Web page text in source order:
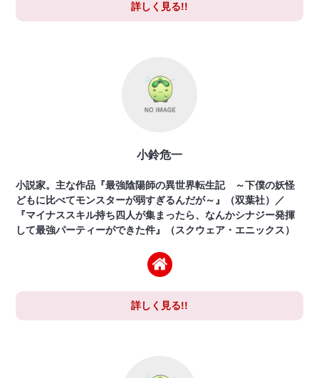
詳しく見る!!
小鈴危一
小説家。主な作品『最強陰陽師の異世界転生記 ～下僕の妖怪
どもに比べてモンスターが弱すぎるんだが～』（双葉社）／
『マイナススキル持ち四人が集まったら、なんかシナジー発揮
して最強パーティーができた件』（スクウェア・エニックス）
詳しく見る!!